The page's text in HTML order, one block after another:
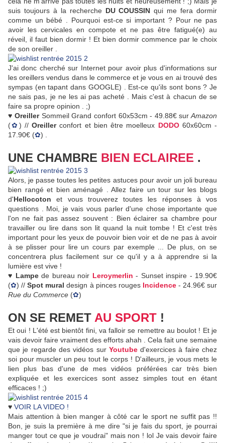
suis toujours à la recherche DU COUSSIN qui me fera dormir
comme un bébé . Pourquoi est-ce si important ? Pour ne pas
avoir les cervicales en compote et ne pas être fatigué(e) au
réveil, il faut bien dormir ! Et bien dormir commence par le choix
de son oreiller .
J'ai donc cherché sur Internet pour avoir plus d'informations sur
les oreillers vendus dans le commerce et je vous en ai trouvé des
sympas (en tapant dans GOOGLE) . Est-ce qu'ils sont bons ? Je
ne sais pas, je ne les ai pas acheté . Mais c'est à chacun de se
faire sa propre opinion . ;)
♥OreillerSommeil Grand confort 60x53cm - 49.88€ sur Amazon
(✿ ) // Oreillerconfort et bien être moelleux DODO 60x60cm -
17.90€ (✿) .
UNE CHAMBRE BIEN ECLAIREE .
Alors, je passe toutes les petites astuces pour avoir un joli bureau
bien rangé et bien aménagé . Allez faire un tour sur les blogs
d'Hellocoton et vous trouverez toutes les réponses à vos
questions . Moi, je vais vous parler d'une chose importante que
l'on ne fait pas assez souvent : Bien éclairer sa chambre pour
travailler ou lire dans son lit quand la nuit tombe ! Et c'est très
important pour les yeux de pouvoir bien voir et de ne pas à avoir
à se plisser pour lire un cours par exemple ... De plus, on se
concentrera plus facilement sur ce qu'il y a à apprendre si la
lumière est vive !
♥ Lampede bureau noir Leroymerlin- Sunset inspire - 19.90€
(✿) //Spot mural design à pinces rouges Incidence - 24.96€ sur
Rue du Commerce (✿)
ON SE REMET AU SPORT !
Et oui ! L'été est bientôt fini, va falloir se remettre au boulot ! Et je
vais devoir faire vraiment des efforts ahah . Cela fait une semaine
que je regarde des vidéos sur Youtube d'exercices à faire chez
soi pour muscler un peu tout le corps ! D'ailleurs, je vous mets le
lien plus bas d'une de mes vidéos préférées car très bien
expliquée et les exercices sont assez simples tout en étant
efficaces ! ;)
♥ VOIR LA VIDEO !
Mais attention à bien manger à côté car le sport ne suffit pas !!
Bon, je suis la première à me dire "si je fais du sport, je pourrai
manger tout ce que je voudrai" mais non ! lol Je vais devoir faire